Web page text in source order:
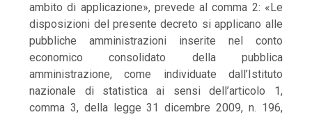
ambito di applicazione», prevede al comma 2: «Le
disposizioni del presente decreto si applicano alle
pubbliche amministrazioni inserite nel conto
economico consolidato della pubblica
amministrazione, come individuate dall’Istituto
nazionale di statistica ai sensi dell’articolo 1,
comma 3, della legge 31 dicembre 2009, n. 196,